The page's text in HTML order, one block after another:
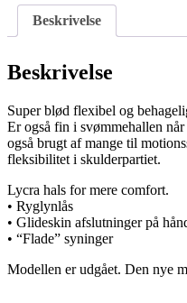
Beskrivelse
Beskrivelse
Super blød flexibel og
Er også fin i svømmehallen
også brugt af mange til
fleksibilitet i skulderpartiet.
Lycra hals for mere comfort.
• Ryglynlås
• Glideskin afslutninger på
• “Flade” syninger
Modellen er udgået. Den nye